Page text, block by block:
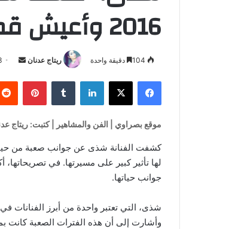
2016 وأعيش قصة حب حالياً”
ريتاج عدنان
أرسل
دقيقة واحدة
فيسبوك ‫X لينكدإن بينتيريست
موقع بصراوي | الفن والمشاهير | كتبت: ريتاج
كشفت الفنانة شذى عن جوانب صعبة من
لها تأثير كبير على مسيرتها. في
جوانب حياتها.
شذى، التي تعتبر واحدة من أبرز الفنانات
وأشارت إلى أن هذه الفترات الصعبة كانت